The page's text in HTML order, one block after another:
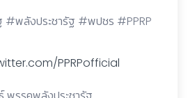
#พลังประชารัฐ #พปชร #PPRP
PPRPofficial